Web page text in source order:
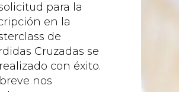
para la
en la
de
Cruzadas se
con éxito.
nos